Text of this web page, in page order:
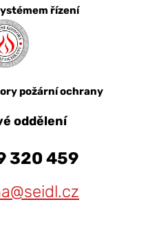
řízení
požární ochrany
oddělení
320 459